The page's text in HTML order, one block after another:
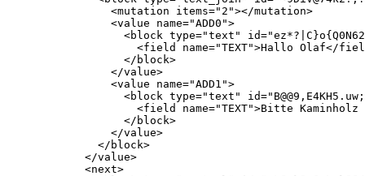
                <mutation items="2"></mutation>
                <value name="ADD0">
<block type="text"
<field name="TEXT">Hallo Olaf</
                  </block>
                </value>
                <value name="ADD1">
<block type="text"
<field name="TEXT">Bitte Kaminholz
                  </block>
                </value>
              </block>
            </value>
            <next>